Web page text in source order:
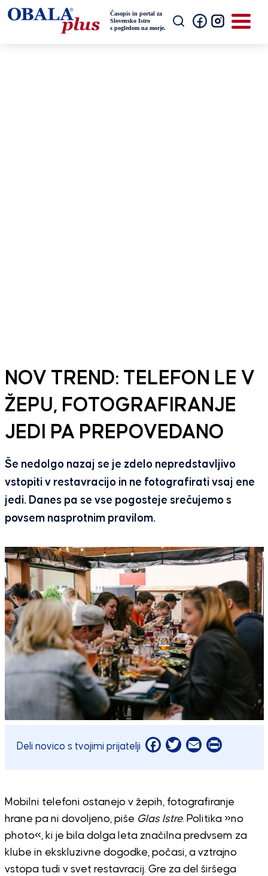
NOV TREND: TELEFON LE V
ŽEPU, FOTOGRAFIRANJE
JEDI PA PREPOVEDANO
Še nedolgo nazaj se je zdelo nepredstavljivo
vstopiti v restavracijo in ne fotografirati vsaj ene
jedi. Danes pa se vse pogosteje srečujemo s
povsem nasprotnim pravilom.
Deli novico s tvojimi prijatelji Facebook
Twitter
EmailPrint
Mobilni telefoni ostanejo v žepih, fotografiranje
hrane pa ni dovoljeno, piše Glas Istre. Politika »no
photo«, ki je bila dolga leta značilna predvsem za
klube in ekskluzivne dogodke, počasi, a vztrajno
vstopa tudi v svet restavracij. Gre za del širšega